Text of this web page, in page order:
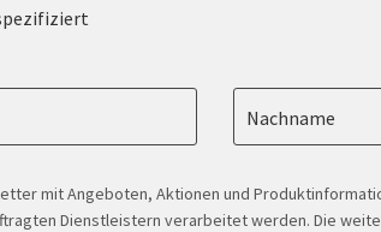
Nachname
mit Angeboten, Aktionen und
Dienstleistern verarbeitet werden. Die